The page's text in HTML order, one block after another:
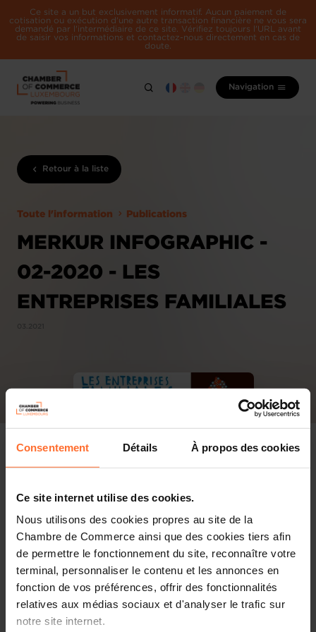
Consentement Détails À propos des cookies
Ce site internet utilise des cookies.
Nous utilisons des cookies propres au site de la
Chambre de Commerce ainsi que des cookies tiers afin
de permettre le fonctionnement du site, reconnaître votre
terminal, personnaliser le contenu et les annonces en
fonction de vos préférences, offrir des fonctionnalités
relatives aux médias sociaux et d'analyser le trafic sur
notre site internet.
Ce site a un but exclusivement informatif. Aucun paiement de
cotisation ou exécution d'une autre transaction financière ne vous sera
demandé par l'intermédiaire de ce site. Vérifiez toujours l'URL avant
de saisir vos informations et contactez-nous directement en cas de
doute.
Navigation
Retour à la liste
Toute l'information Publications
MERKUR INFOGRAPHIC -
02-2020 - LES
ENTREPRISES FAMILIALES